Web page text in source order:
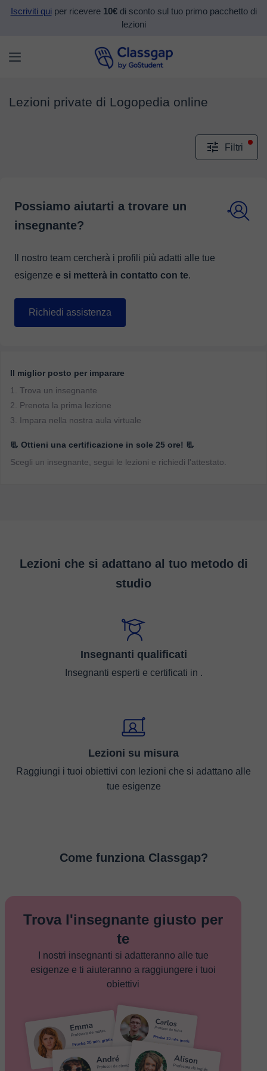
Iscriviti quiper ricevere 10€di sconto sul tuo primo pacchetto di
lezioni
Lezioni private di Logopedia online
Filtri
Possiamo aiutarti a trovare un
insegnante?
Il nostro team cercherà i profili più adatti alle tue
esigenze e si metterà in contatto con te.
Richiedi assistenza
Il miglior posto per imparare
1. Trova un insegnante
2. Prenota la prima lezione
3. Impara nella nostra aula virtuale
📃 Ottieni una certificazione in sole 25 ore! 📃
Scegli un insegnante, segui le lezioni e richiedi l'attestato.
Lezioni che si adattano al tuo metodo di
studio
Insegnanti qualificati
Insegnanti esperti e certificati in .
Lezioni su misura
Raggiungi i tuoi obiettivi con lezioni che si adattano alle
tue esigenze
Come funziona Classgap?
Trova l'insegnante giusto per
te
I nostri insegnanti si adatteranno alle tue
esigenze e ti aiuteranno a raggiungere i tuoi
obiettivi